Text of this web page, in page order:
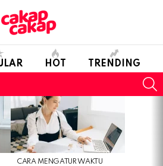
HOT TRENDING
CARA MENGATUR WAKTU